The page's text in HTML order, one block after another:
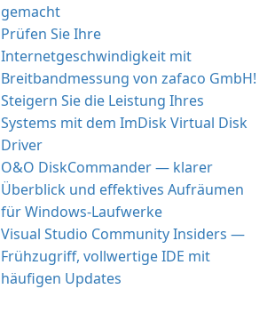
gemacht
Prüfen Sie Ihre
Internetgeschwindigkeit mit
Breitbandmessung von zafaco GmbH!
Steigern Sie die Leistung Ihres
Systems mit dem ImDisk Virtual Disk
Driver
O&O DiskCommander — klarer
Überblick und effektives Aufräumen
für Windows-Laufwerke
Visual Studio Community Insiders —
Frühzugriff, vollwertige IDE mit
häufigen Updates